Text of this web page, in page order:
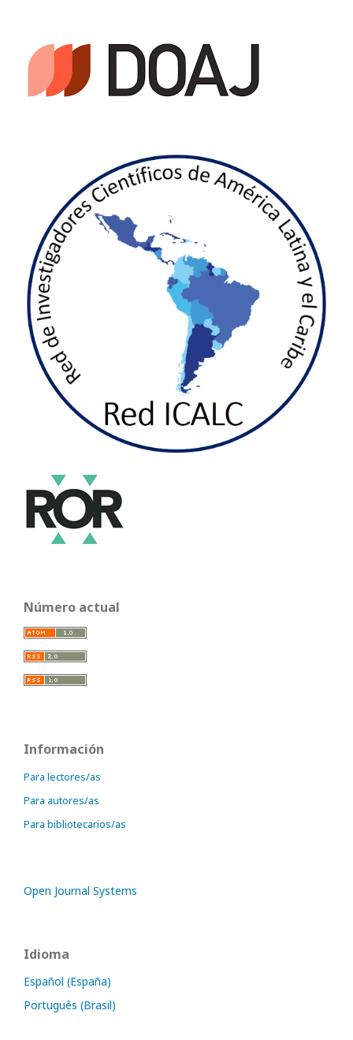
Número actual
Información
Para lectores/as
Para autores/as
Para bibliotecarios/as
Open Journal Systems
Idioma
Español (España)
Português (Brasil)